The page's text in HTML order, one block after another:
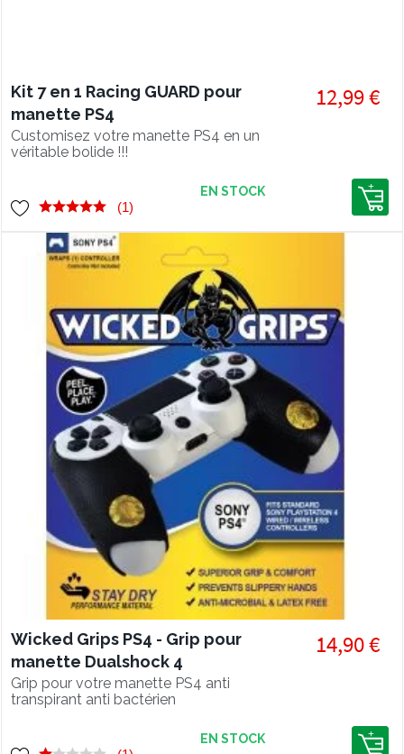
Kit 7 en 1 Racing GUARD pour
manette PS4
Customisez votre manette PS4 en un
véritable bolide !!!
12,99 €
(1)
EN STOCK
Wicked Grips PS4 - Grip pour
manette Dualshock 4
Grip pour votre manette PS4 anti
transpirant anti bactérien
14,90 €
EN STOCK